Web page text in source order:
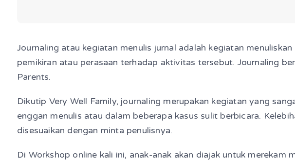
Journaling atau kegiatan menulis jurnal adalah kegiatan
pemikiran atau perasaan terhadap aktivitas tersebut. Journaling
Parents.
Dikutip Very Well Family, journaling merupakan kegiatan yang
enggan menulis atau dalam beberapa kasus sulit berbicara.
disesuaikan dengan minta penulisnya.
Di Workshop online kali ini, anak-anak akan diajak untuk merekam